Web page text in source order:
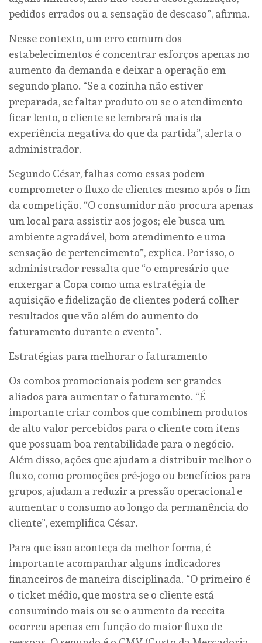
pedidos errados ou a sensação de descaso”, afirma.
Nesse contexto, um erro comum dos
estabelecimentos é concentrar esforços apenas no
aumento da demanda e deixar a operação em
segundo plano. “Se a cozinha não estiver
preparada, se faltar produto ou se o atendimento
ficar lento, o cliente se lembrará mais da
experiência negativa do que da partida”, alerta o
administrador.
Segundo César, falhas como essas podem
comprometer o fluxo de clientes mesmo após o fim
da competição. “O consumidor não procura apenas
um local para assistir aos jogos; ele busca um
ambiente agradável, bom atendimento e uma
sensação de pertencimento”, explica. Por isso, o
administrador ressalta que “o empresário que
enxergar a Copa como uma estratégia de
aquisição e fidelização de clientes poderá colher
resultados que vão além do aumento do
faturamento durante o evento”.
Estratégias para melhorar o faturamento
Os combos promocionais podem ser grandes
aliados para aumentar o faturamento. “É
importante criar combos que combinem produtos
de alto valor percebidos para o cliente com itens
que possuam boa rentabilidade para o negócio.
Além disso, ações que ajudam a distribuir melhor o
fluxo, como promoções pré-jogo ou benefícios para
grupos, ajudam a reduzir a pressão operacional e
aumentar o consumo ao longo da permanência do
cliente”, exemplifica César.
Para que isso aconteça da melhor forma, é
importante acompanhar alguns indicadores
financeiros de maneira disciplinada. “O primeiro é
o ticket médio, que mostra se o cliente está
consumindo mais ou se o aumento da receita
ocorreu apenas em função do maior fluxo de